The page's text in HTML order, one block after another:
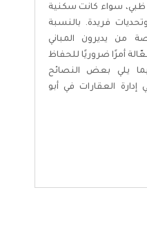
ظبي، سواء كانت سكنية
فريدة. بالنسبة
من يديرون المباني
أمرًا ضروريًا للحفاظ
يلي بعض النصائح
العقارات في أبو